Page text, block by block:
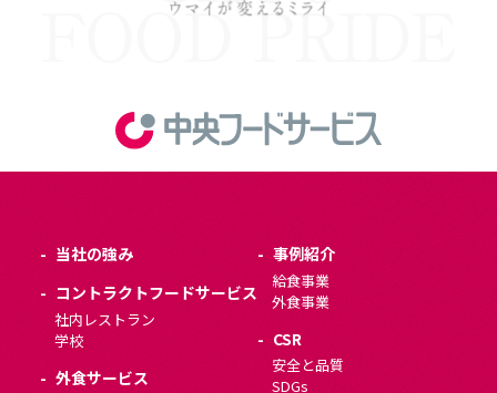
当社の強み
コントラクトフードサービス
社内レストラン
学校
外食サービス
事例紹介
給食事業
外食事業
CSR
安全と品質
SDGs